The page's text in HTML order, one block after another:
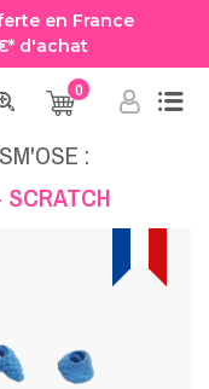
en France
d'achat
0
ESCALADE - SCRATCH
:
SCRATCH